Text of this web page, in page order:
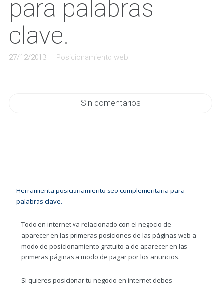
para palabras
clave.
27/12/2013 Posicionamiento web
Sin comentarios
Herramienta posicionamiento seo complementaria para
palabras clave.
Todo en internet va relacionado con el negocio de
aparecer en las primeras posiciones de las páginas web a
modo de posicionamiento gratuito a de aparecer en las
primeras páginas a modo de pagar por los anuncios.
Si quieres posicionar tu negocio en internet debes